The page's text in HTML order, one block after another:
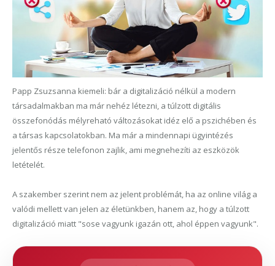
Papp Zsuzsanna kiemeli: bár a digitalizáció nélkül a modern
társadalmakban ma már nehéz létezni, a túlzott digitális
összefonódás mélyreható változásokat idéz elő a pszichében és
a társas kapcsolatokban. Ma már a mindennapi ügyintézés
jelentős része telefonon zajlik, ami megnehezíti az eszközök
letételét.
A szakember szerint nem az jelent problémát, ha az online világ a
valódi mellett van jelen az életünkben, hanem az, hogy a túlzott
digitalizáció miatt "sose vagyunk igazán ott, ahol éppen vagyunk".